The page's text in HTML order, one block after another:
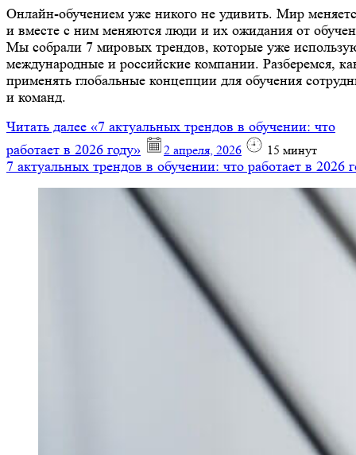
Онлайн-обучением уже никого не удивить. Мир
и вместе с ним меняются люди и их ожидания от
Мы собрали 7 мировых трендов, которые уже
международные и российские компании. Разберемся,
применять глобальные концепции для обучения
и команд.
Читать далее «7 актуальных трендов в обучении: что
работает в 2026 году»
2 апреля, 2026 15 минут
7 актуальных трендов в обучении: что работает в 2026